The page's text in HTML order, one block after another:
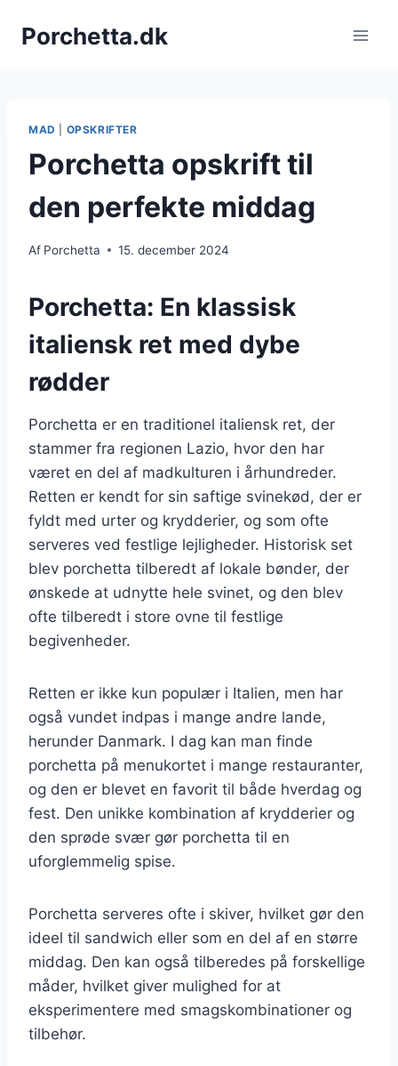
Porchetta.dk
MAD OPSKRIFTER
Porchetta opskrift til
den perfekte middag
Af Porchetta 15. december 2024
Porchetta: En klassisk
italiensk ret med dybe
rødder
Porchetta er en traditionel italiensk ret, der
stammer fra regionen Lazio, hvor den har
været en del af madkulturen i århundreder.
Retten er kendt for sin saftige svinekød, der er
fyldt med urter og krydderier, og som ofte
serveres ved festlige lejligheder. Historisk set
blev porchetta tilberedt af lokale bønder, der
ønskede at udnytte hele svinet, og den blev
ofte tilberedt i store ovne til festlige
begivenheder.
Retten er ikke kun populær i Italien, men har
også vundet indpas i mange andre lande,
herunder Danmark. I dag kan man finde
porchetta på menukortet i mange restauranter,
og den er blevet en favorit til både hverdag og
fest. Den unikke kombination af krydderier og
den sprøde svær gør porchetta til en
uforglemmelig spise.
Porchetta serveres ofte i skiver, hvilket gør den
ideel til sandwich eller som en del af en større
middag. Den kan også tilberedes på forskellige
måder, hvilket giver mulighed for at
eksperimentere med smagskombinationer og
tilbehør.